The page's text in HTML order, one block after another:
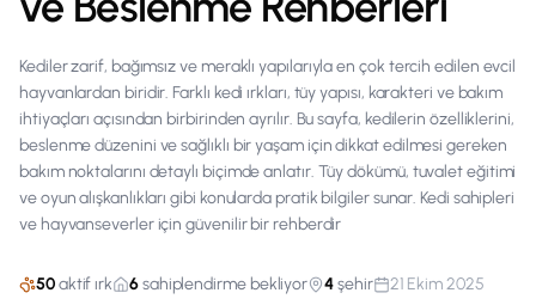
Kediler zarif, bağımsız ve meraklı yapılarıyla en çok tercih edilen evcil
hayvanlardan biridir. Farklı kedi ırkları, tüy yapısı, karakteri ve bakım
ihtiyaçları açısından birbirinden ayrılır. Bu sayfa, kedilerin özelliklerini,
beslenme düzenini ve sağlıklı bir yaşam için dikkat edilmesi gereken
bakım noktalarını detaylı biçimde anlatır. Tüy dökümü, tuvalet eğitimi
ve oyun alışkanlıkları gibi konularda pratik bilgiler sunar. Kedi sahipleri
ve hayvanseverler için güvenilir bir rehberdir
50aktif ırk 6sahiplendirme bekliyor 4şehir 21 Ekim 2025